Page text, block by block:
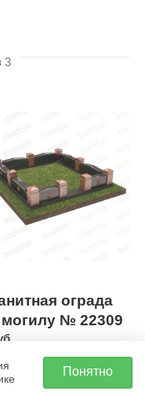
3
ограда
могилу № 22309
ЗаказатьПонятно